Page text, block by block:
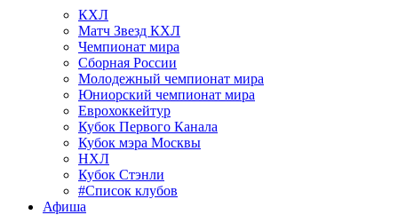
КХЛ
Матч Звезд КХЛ
Чемпионат мира
Сборная России
Молодежный чемпионат мира
Юниорский чемпионат мира
Еврохоккейтур
Кубок Первого Канала
Кубок мэра Москвы
НХЛ
Кубок Стэнли
#Список клубов
Афиша